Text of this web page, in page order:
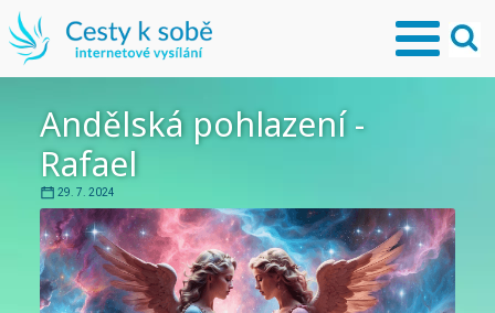
Andělská pohlazení -
Rafael
29. 7. 2024